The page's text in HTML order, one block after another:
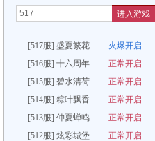
进入游戏
[517服] 盛夏繁花
火爆开启
[516服] 十六周年
正常开启
[515服] 碧水清荷
正常开启
[514服] 粽叶飘香
正常开启
[513服] 仲夏蝉鸣
正常开启
[512服] 炫彩城堡
正常开启